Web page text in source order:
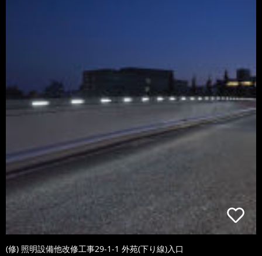
(修) 照明設備他改修工事29-1-1 外苑(下り線)入口